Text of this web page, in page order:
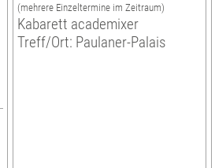
(mehrere Einzeltermine im Zeitraum)
Kabarett academixer
Treff/Ort: Paulaner-Palais